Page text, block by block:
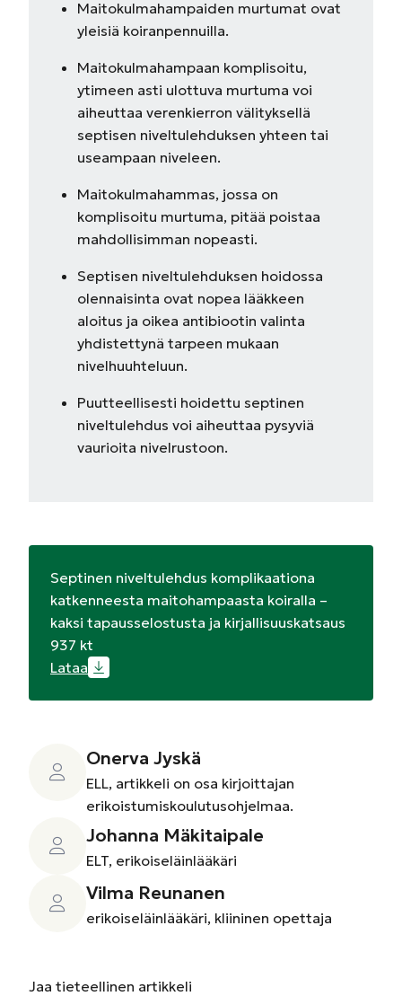
Maitokulmahampaiden murtumat ovat
yleisiä koiranpennuilla.
Maitokulmahampaan komplisoitu,
ytimeen asti ulottuva murtuma voi
aiheuttaa verenkierron välityksellä
septisen niveltulehduksen yhteen tai
useampaan niveleen.
Maitokulmahammas, jossa on
komplisoitu murtuma, pitää poistaa
mahdollisimman nopeasti.
Septisen niveltulehduksen hoidossa
olennaisinta ovat nopea lääkkeen
aloitus ja oikea antibiootin valinta
yhdistettynä tarpeen mukaan
nivelhuuhteluun.
Puutteellisesti hoidettu septinen
niveltulehdus voi aiheuttaa pysyviä
vaurioita nivelrustoon.
Septinen niveltulehdus komplikaationa
katkenneesta maitohampaasta koiralla –
kaksi tapausselostusta ja kirjallisuuskatsaus
937 kt
Lataa
Onerva Jyskä
ELL, artikkeli on osa kirjoittajan
erikoistumiskoulutusohjelmaa.
Johanna Mäkitaipale
ELT, erikoiseläinlääkäri
Vilma Reunanen
erikoiseläinlääkäri, kliininen opettaja
Jaa tieteellinen artikkeli